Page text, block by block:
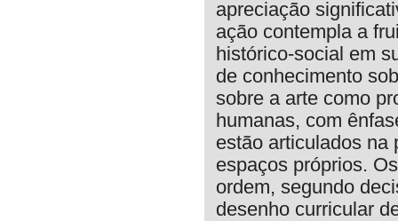
apreciação
ação contempla a
histórico-social em
de conhecimento
sobre a arte como
humanas, com
estão articulados na
espaços próprios.
ordem, segundo
desenho curricular